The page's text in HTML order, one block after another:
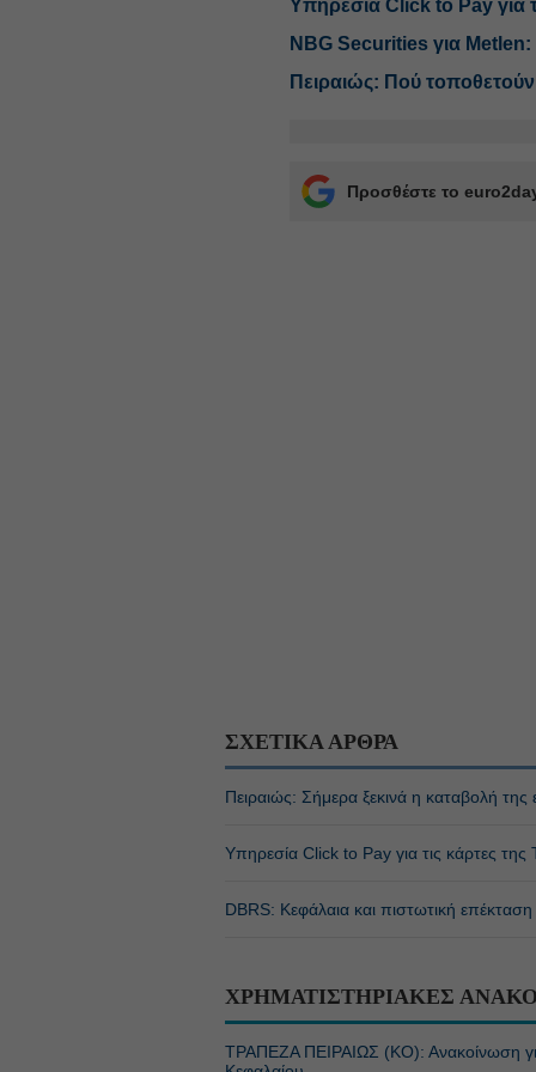
Υπηρεσία Click to Pay για
NBG Securities για Metlen:
Πειραιώς: Πού τοποθετούν
Προσθέστε το
ΣΧΕΤΙΚΑ ΑΡΘΡΑ
Πειραιώς: Σήμερα ξεκινά η καταβολή της
Υπηρεσία Click to Pay για τις κάρτες της
DBRS: Κεφάλαια και πιστωτική επέκταση
ΧΡΗΜΑΤΙΣΤΗΡΙΑΚΕΣ
ΤΡΑΠΕΖΑ ΠΕΙΡΑΙΩΣ (ΚΟ): Ανακοίνωση